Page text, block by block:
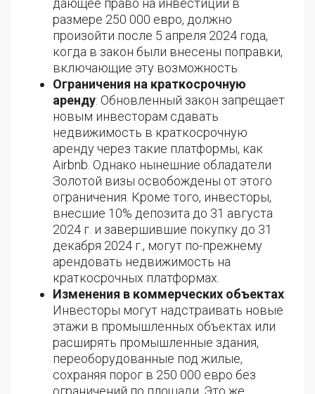
дающее право на инвестиции в
размере 250 000 евро, должно
произойти после 5 апреля 2024 года,
когда в закон были внесены поправки,
включающие эту возможность.
Ограничения на краткосрочную
аренду: Обновленный закон запрещает
новым инвесторам сдавать
недвижимость в краткосрочную
аренду через такие платформы, как
Airbnb. Однако нынешние обладатели
Золотой визы освобождены от этого
ограничения. Кроме того, инвесторы,
внесшие 10% депозита до 31 августа
2024 г. и завершившие покупку до 31
декабря 2024 г., могут по-прежнему
арендовать недвижимость на
краткосрочных платформах.
Изменения в коммерческих объектах:
Инвесторы могут надстраивать новые
этажи в промышленных объектах или
расширять промышленные здания,
переоборудованные под жилые,
сохраняя порог в 250 000 евро без
ограничений по площади. Это же